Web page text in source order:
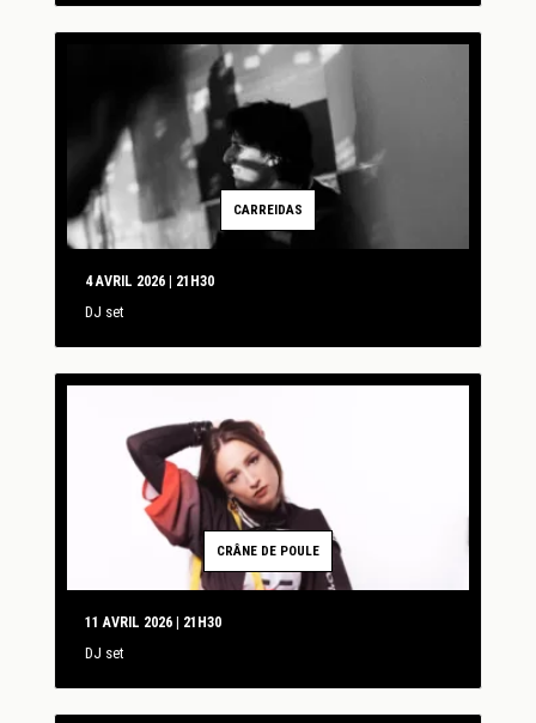
CARREIDAS
4 AVRIL 2026 | 21H30
DJ set
CRÂNE DE POULE
11 AVRIL 2026 | 21H30
DJ set